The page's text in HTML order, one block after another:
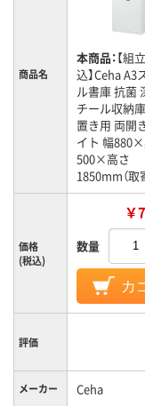
商品名
本商品：【組
込】Ceha A3
ル書庫 抗菌
チール収納
置き用 両開
イト 幅
500×高さ
1850mm（取
価格
(税込)
￥
数量
カ
評価
メーカー Ceha